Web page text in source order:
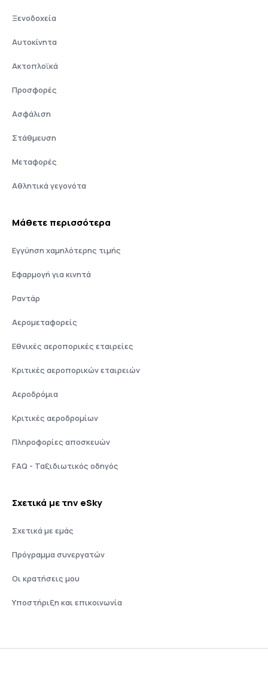
Ξενοδοχεία
Αυτοκίνητα
Ακτοπλοϊκά
Προσφορές
Ασφάλιση
Στάθμευση
Μεταφορές
Αθλητικά γεγονότα
Μάθετε περισσότερα
Εγγύηση χαμηλότερης τιμής
Εφαρμογή για κινητά
Ραντάρ
Αερομεταφορείς
Εθνικές αεροπορικές εταιρείες
Κριτικές αεροπορικών εταιρειών
Αεροδρόμια
Κριτικές αεροδρομίων
Πληροφορίες αποσκευών
FAQ - Ταξιδιωτικός οδηγός
Σχετικά με την eSky
Σχετικά με εμάς
Πρόγραμμα συνεργατών
Οι κρατήσεις μου
Υποστήριξη και επικοινωνία